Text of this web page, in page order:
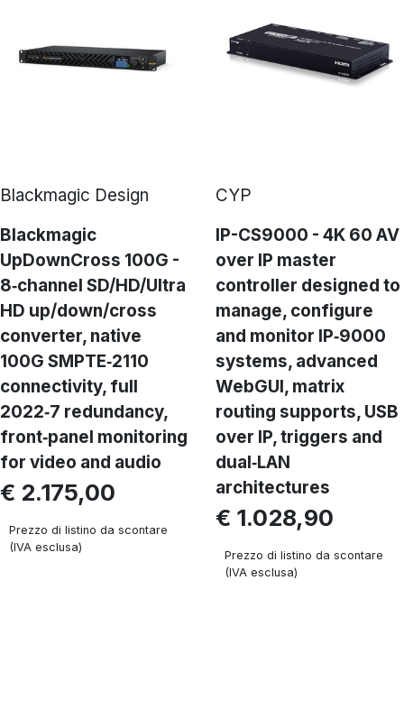
Blackmagic Design
Blackmagic
UpDownCross 100G -
8‑channel SD/HD/Ultra
HD up/down/cross
converter, native
100G SMPTE‑2110
connectivity, full
2022‑7 redundancy,
front‑panel monitoring
for video and audio
€ 2.175,00
Prezzo di listino da scontare
(IVA esclusa)
CYP
IP-CS9000 - 4K 60 AV
over IP master
controller designed to
manage, configure
and monitor IP‑9000
systems, advanced
WebGUI, matrix
routing supports, USB
over IP, triggers and
dual‑LAN
architectures
€ 1.028,90
Prezzo di listino da scontare
(IVA esclusa)